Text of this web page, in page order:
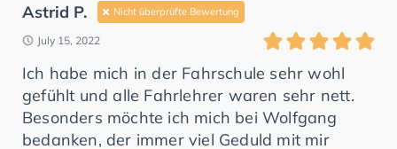
Astrid P. Nicht überprüfte Bewertung
July 15, 2022
Ich habe mich in der Fahrschule sehr wohl
gefühlt und alle Fahrlehrer waren sehr nett.
Besonders möchte ich mich bei Wolfgang
bedanken, der immer viel Geduld mit mir